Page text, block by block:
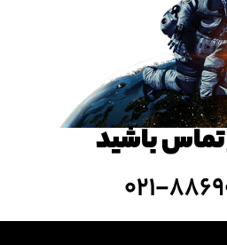
تماس باشید